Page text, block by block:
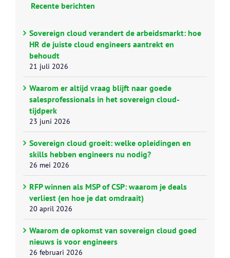
Recente berichten
Sovereign cloud verandert de arbeidsmarkt: hoe
HR de juiste cloud engineers aantrekt en
behoudt
21 juli 2026
Waarom er altijd vraag blijft naar goede
salesprofessionals in het sovereign cloud-
tijdperk
23 juni 2026
Sovereign cloud groeit: welke opleidingen en
skills hebben engineers nu nodig?
26 mei 2026
RFP winnen als MSP of CSP: waarom je deals
verliest (en hoe je dat omdraait)
20 april 2026
Waarom de opkomst van sovereign cloud goed
nieuws is voor engineers
26 februari 2026